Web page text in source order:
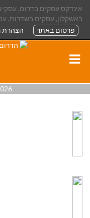
אינדקס עסקים בדרום,
באשקלון, עסקים בשדרות,
פרסום באתר
הצהרת
08